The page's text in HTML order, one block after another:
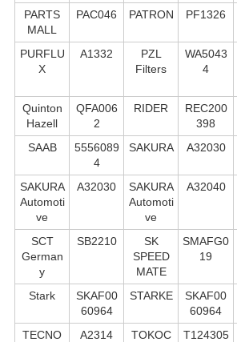
PARTS
MALL
PAC046 PATRON PF1326
PURFLU
X
A1332
PZL
Filters
WA5043
4
Quinton
Hazell
QFA006
2
RIDER
REC200
398
SAAB
5556089
4
SAKURA A32030
SAKURA
Automoti
ve
A32030
SAKURA
Automoti
ve
A32040
SCT
German
y
SB2210
SK
SPEED
MATE
SMAFG0
19
Stark
SKAF00
60964
STARKE
SKAF00
60964
TECNO
A2314
TOKOC
T124305